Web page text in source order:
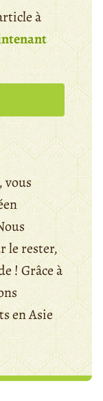
à
vous
le rester,
! Grâce à
en Asie